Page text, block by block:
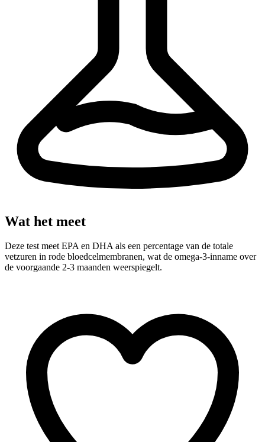
Wat het meet
Deze test meet EPA en DHA als een percentage van de totale
vetzuren in rode bloedcelmembranen, wat de omega-3-inname over
de voorgaande 2-3 maanden weerspiegelt.